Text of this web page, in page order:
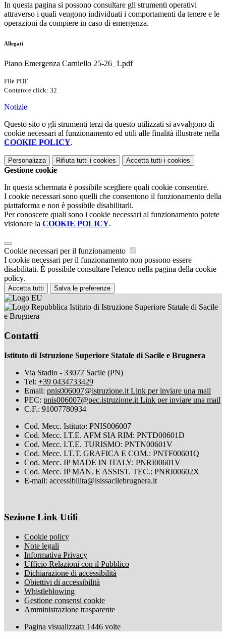
In questa pagina si possono consultare gli strumenti operativi
attraverso i quali vengono individuati i comportamenti da tenere e le
operazioni da compiere in caso di emergenza.
Allegati
Piano Emergenza Carniello 25-26_1.pdf
File PDF
Contatore click: 32
Notizie
Questo sito o gli strumenti terzi da questo utilizzati si avvalgono di
cookie necessari al funzionamento ed utili alle finalità illustrate nella
COOKIE POLICY.
Personalizza Rifiuta tutti i cookies Accetta tutti i cookies
Gestione cookie
In questa schermata è possibile scegliere quali cookie consentire.
I cookie necessari sono quelli che consentono il funzionamento della
piattaforma e non è possibile disabilitarli.
Per conoscere quali sono i cookie necessari al funzionamento potete
visionare la COOKIE POLICY.
Cookie necessari per il funzionamento
I cookie necessari per il funzionamento non possono essere
disabilitati. È possibile consultare l'elenco nella pagina della cookie
policy.
Accetta tutti Salva le preferenze
Istituto di Istruzione Superiore Statale di Sacile
e Brugnera
Contatti
Istituto di Istruzione Superiore Statale di Sacile e Brugnera
Via Stadio - 33077 Sacile (PN)
Tel: +39 0434733429
Email: pnis006007@istruzione.it Link per inviare una mail
PEC: pnis006007@pec.istruzione.it Link per inviare una mail
C.F.: 91007780934
Cod. Mecc. Istituto: PNIS006007
Cod. Mecc. I.T.E. AFM SIA RIM: PNTD00601D
Cod. Mecc. I.T.E. TURISMO: PNTN00601V
Cod. Mecc. I.T.T. GRAFICA E COM.: PNTF00601Q
Cod. Mecc. IP MADE IN ITALY: PNRI00601V
Cod. Mecc. IP MAN. E ASSIST. TEC.: PNRI00602X
E-mail: accessibilita@isissacilebrugnera.it
Sezione Link Utili
Cookie policy
Note legali
Informativa Privacy
Ufficio Relazioni con il Pubblico
Dichiarazione di accessibilità
Obiettivi di accessibilità
Whistleblowing
Gestione consensi cookie
Amministrazione trasparente
Pagina visualizzata 1446 volte